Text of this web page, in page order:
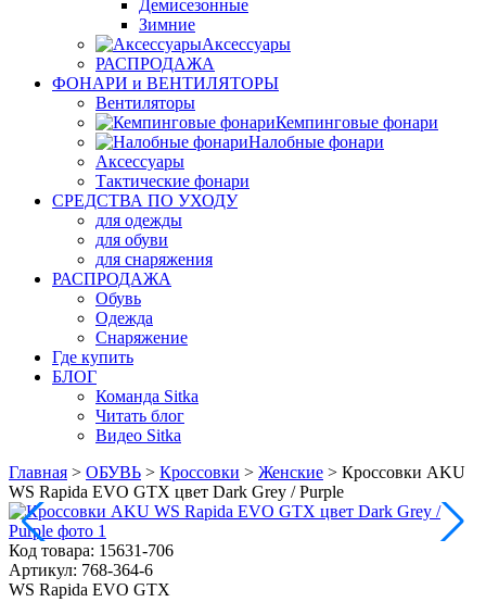
Демисезонные
Зимние
Аксессуары
РАСПРОДАЖА
ФОНАРИ и ВЕНТИЛЯТОРЫ
Вентиляторы
Кемпинговые фонари
Налобные фонари
Аксессуары
Тактические фонари
СРЕДСТВА ПО УХОДУ
для одежды
для обуви
для снаряжения
РАСПРОДАЖА
Обувь
Одежда
Снаряжение
Где купить
БЛОГ
Команда Sitka
Читать блог
Видео Sitka
Главная > ОБУВЬ > Кроссовки > Женские > Кроссовки AKU
WS Rapida EVO GTX цвет Dark Grey / Purple
Код товара: 15631-706
Артикул: 768-364-6
WS Rapida EVO GTX